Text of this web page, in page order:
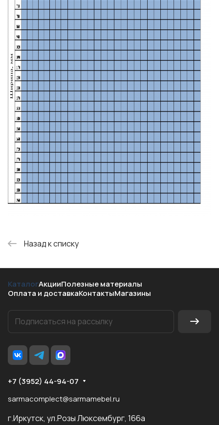
Назад к списку
КаталогАкцииПолезные материалы
Оплата и доставкаКонтактыМагазины
+7 (3952) 44-94-07
sarmacomplect@sarmamebel.ru
г.Иркутск, ул.Розы Люксембург, 166а